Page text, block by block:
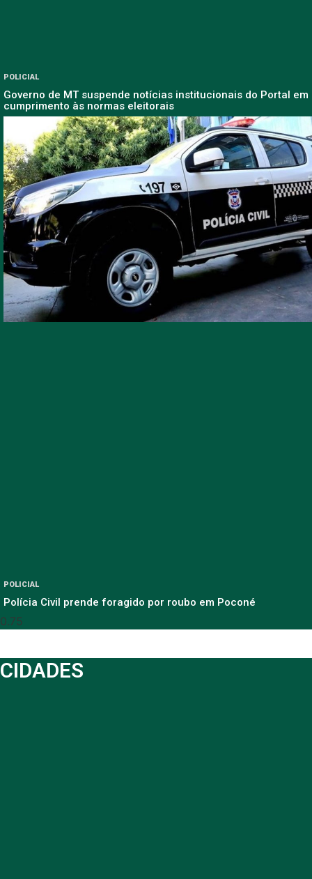
POLICIAL
Governo de MT suspende notícias institucionais do Portal em
cumprimento às normas eleitorais
POLICIAL
Polícia Civil prende foragido por roubo em Poconé
CIDADES